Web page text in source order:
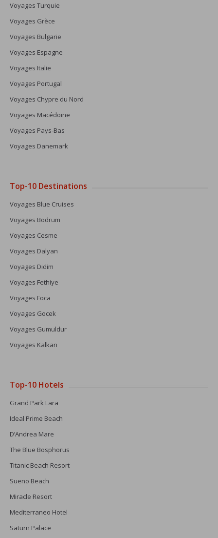
Voyages Turquie
Voyages Grèce
Voyages Bulgarie
Voyages Espagne
Voyages Italie
Voyages Portugal
Voyages Chypre du Nord
Voyages Macédoine
Voyages Pays-Bas
Voyages Danemark
Top-10 Destinations
Voyages Blue Cruises
Voyages Bodrum
Voyages Cesme
Voyages Dalyan
Voyages Didim
Voyages Fethiye
Voyages Foca
Voyages Gocek
Voyages Gumuldur
Voyages Kalkan
Top-10 Hotels
Grand Park Lara
Ideal Prime Beach
D’Andrea Mare
The Blue Bosphorus
Titanic Beach Resort
Sueno Beach
Miracle Resort
Mediterraneo Hotel
Saturn Palace